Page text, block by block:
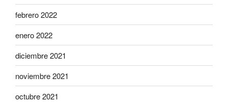
febrero 2022
enero 2022
diciembre 2021
noviembre 2021
octubre 2021